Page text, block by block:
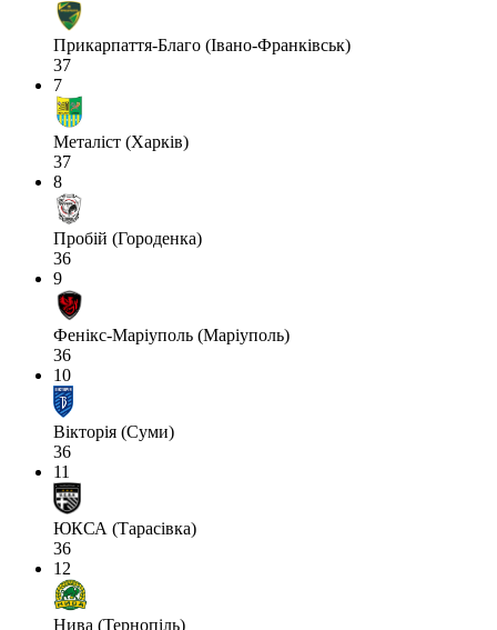
Прикарпаття-Благо (Івано-Франківськ)
37
7
Металіст (Харків)
37
8
Пробій (Городенка)
36
9
Фенікс-Маріуполь (Маріуполь)
36
10
Вікторія (Суми)
36
11
ЮКСА (Тарасівка)
36
12
Нива (Тернопіль)